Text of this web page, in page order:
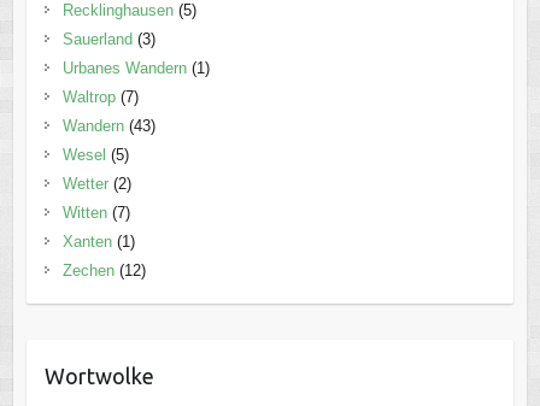
Recklinghausen(5)
Sauerland (3)
Urbanes Wandern(1)
Waltrop(7)
Wandern(43)
Wesel (5)
Wetter(2)
Witten(7)
Xanten(1)
Zechen(12)
Wortwolke